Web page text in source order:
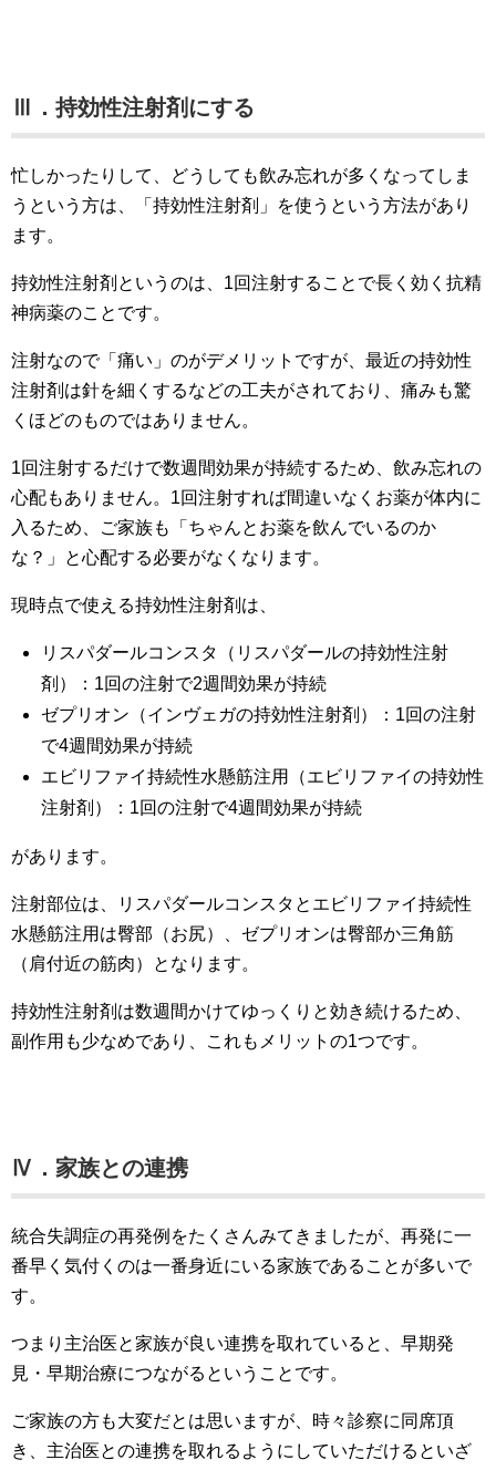
Ⅲ．持効性注射剤にする
忙しかったりして、どうしても飲み忘れが多くなってしま
うという方は、「持効性注射剤」を使うという方法があり
ます。
持効性注射剤というのは、1回注射することで長く効く抗精
神病薬のことです。
注射なので「痛い」のがデメリットですが、最近の持効性
注射剤は針を細くするなどの工夫がされており、痛みも驚
くほどのものではありません。
1回注射するだけで数週間効果が持続するため、飲み忘れの
心配もありません。1回注射すれば間違いなくお薬が体内に
入るため、ご家族も「ちゃんとお薬を飲んでいるのか
な？」と心配する必要がなくなります。
現時点で使える持効性注射剤は、
リスパダールコンスタ（リスパダールの持効性注射
剤）：1回の注射で2週間効果が持続
ゼプリオン（インヴェガの持効性注射剤）：1回の注射
で4週間効果が持続
エビリファイ持続性水懸筋注用（エビリファイの持効性
注射剤）：1回の注射で4週間効果が持続
があります。
注射部位は、リスパダールコンスタとエビリファイ持続性
水懸筋注用は臀部（お尻）、ゼプリオンは臀部か三角筋
（肩付近の筋肉）となります。
持効性注射剤は数週間かけてゆっくりと効き続けるため、
副作用も少なめであり、これもメリットの1つです。
Ⅳ．家族との連携
統合失調症の再発例をたくさんみてきましたが、再発に一
番早く気付くのは一番身近にいる家族であることが多いで
す。
つまり主治医と家族が良い連携を取れていると、早期発
見・早期治療につながるということです。
ご家族の方も大変だとは思いますが、時々診察に同席頂
き、主治医との連携を取れるようにしていただけるといざ